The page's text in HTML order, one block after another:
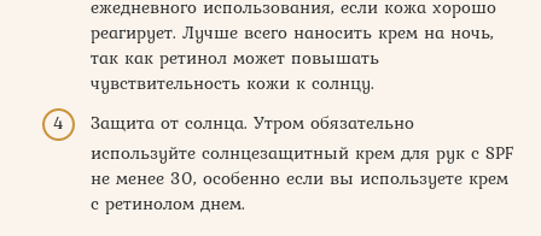
ежедневного использования, если кожа хорошо
реагирует. Лучше всего наносить крем на ночь,
так как ретинол может повышать
чувствительность кожи к солнцу.
Защита от солнца. Утром обязательно
используйте солнцезащитный крем для рук с SPF
не менее 30, особенно если вы используете крем
с ретинолом днем.